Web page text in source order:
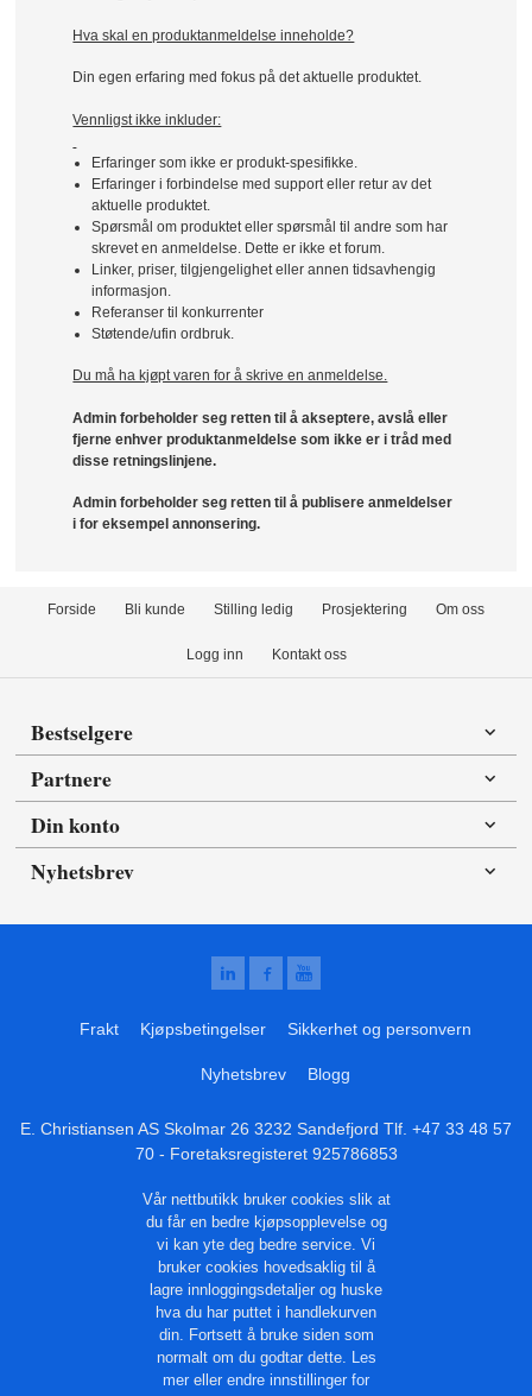
Hva skal en produktanmeldelse inneholde?
Din egen erfaring med fokus på det aktuelle produktet.
Vennligst ikke inkluder:
Erfaringer som ikke er produkt-spesifikke.
Erfaringer i forbindelse med support eller retur av det
aktuelle produktet.
Spørsmål om produktet eller spørsmål til andre som har
skrevet en anmeldelse. Dette er ikke et forum.
Linker, priser, tilgjengelighet eller annen tidsavhengig
informasjon.
Referanser til konkurrenter
Støtende/ufin ordbruk.
Du må ha kjøpt varen for å skrive en anmeldelse.
Admin forbeholder seg retten til å akseptere, avslå eller
fjerne enhver produktanmeldelse som ikke er i tråd med
disse retningslinjene.
Admin forbeholder seg retten til å publisere anmeldelser
i for eksempel annonsering.
Forside Bli kunde Stilling ledig Prosjektering Om oss
Logg inn Kontakt oss
Bestselgere
Partnere
Din konto
Nyhetsbrev
Frakt Kjøpsbetingelser Sikkerhet og personvern
Nyhetsbrev Blogg
E. Christiansen AS Skolmar 26 3232 Sandefjord Tlf. +47 33 48 57
70- Foretaksregisteret 925786853
Vår nettbutikk bruker cookies slik at
du får en bedre kjøpsopplevelse og
vi kan yte deg bedre service. Vi
bruker cookies hovedsaklig til å
lagre innloggingsdetaljer og huske
hva du har puttet i handlekurven
din. Fortsett å bruke siden som
normalt om du godtar dette. Les
mer eller endre innstillinger for